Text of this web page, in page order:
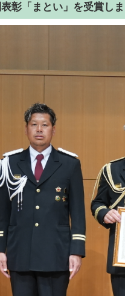
彰「まとい」を受賞しま